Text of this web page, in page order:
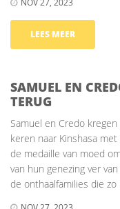
NOV 27, 2023
LEES MEER
SAMUEL EN
TERUG
Samuel en Credo
keren naar Kinshasa
de medaille van moed
van hun genezing ver
de onthaalfamilies die